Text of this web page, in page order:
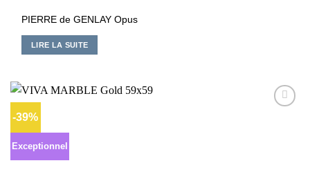
PIERRE de GENLAY Opus
LIRE LA SUITE
-39%
Exceptionnel